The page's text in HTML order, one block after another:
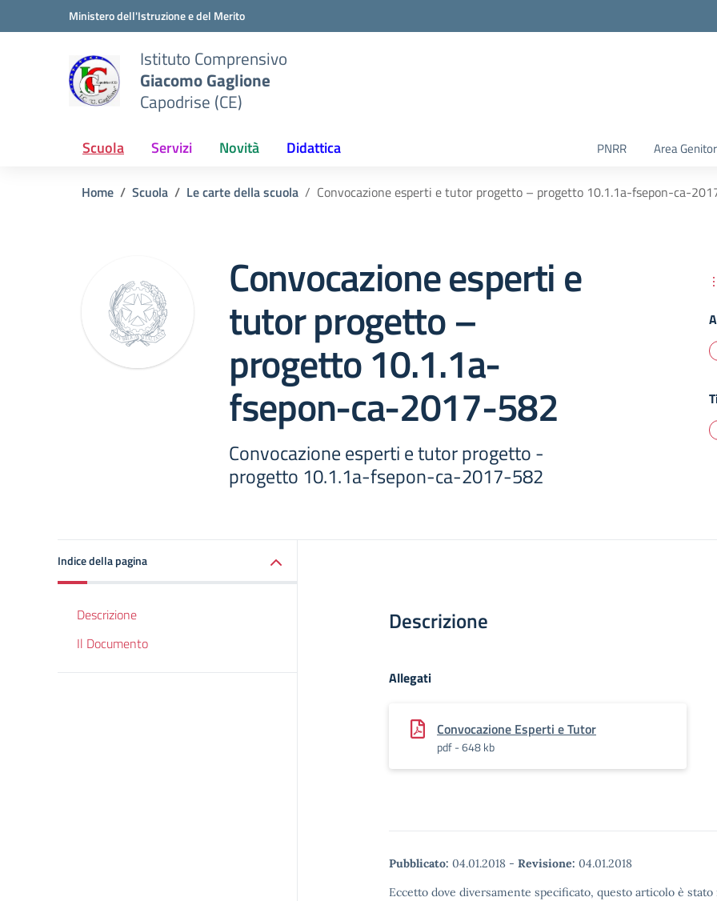
Vai ai contenuti
Vai al menu di navigazioneMinistero dell'Istruzione e del Merito
Istituto Comprensivo
Giacomo Gaglione
Capodrise (CE)
Scuola Servizi Novità Didattica PNRR Area
Home Scuola Le carte della scuola Convocazione esperti e tutor progetto – progetto 10.1.1a-fsepon-ca-
Convocazione esperti e
tutor progetto –
progetto 10.1.1a-
fsepon-ca-2017-582
Convocazione esperti e tutor progetto -
progetto 10.1.1a-fsepon-ca-2017-582
Indice della pagina
Descrizione
Il Documento
Descrizione
Allegati
Convocazione Esperti e Tutor
pdf - 648 kb
Pubblicato: 04.01.2018 - Revisione: 04.01.2018
Eccetto dove diversamente specificato, questo articolo è